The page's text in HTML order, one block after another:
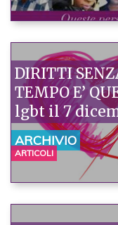
DIRITTI
TEMPO E’
lgbt il 7
ARCHIVIO
ARTICOLI